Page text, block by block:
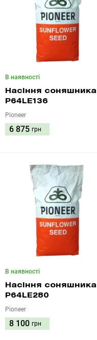
В наявності
Насіння соняшника
P64LE136
Pioneer
6 875 грн
В наявності
Насіння соняшника
P64LE280
Pioneer
8 100 грн